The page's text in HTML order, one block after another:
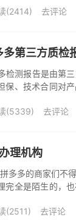
(2414) 去评论
第三方质检
测报告是由第三
保、技术合同对
(5339) 去评论
理机构
多多的商家们不
完全是陌生的，
(2511) 去评论